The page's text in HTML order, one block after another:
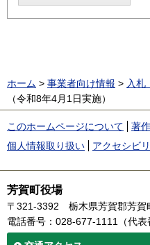
ホーム > 事業者向け情報 > 入札
（令和8年4月1日実施）
このホームページについて 著
個人情報取り扱い
アクセシビ
芳賀町役場
〒321-3392
栃木県芳賀郡芳賀
電話番号：028-677-1111（代表